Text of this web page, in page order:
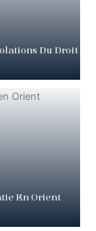
Du Droit
En Orient